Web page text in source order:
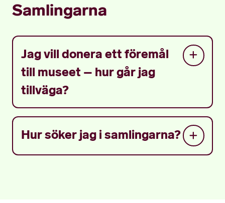
Samlingarna
Jag vill donera ett föremål
till museet – hur går jag
tillväga?
Hur söker jag i samlingarna?